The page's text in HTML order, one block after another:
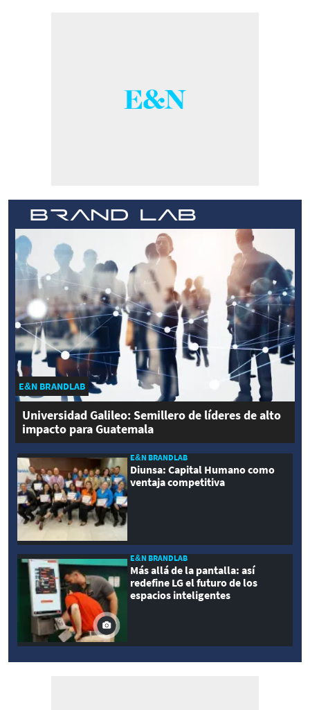
E&N BRANDLAB
Universidad Galileo: Semillero de líderes de alto
impacto para Guatemala
E&N BRANDLAB
Diunsa: Capital Humano como
ventaja competitiva
E&N BRANDLAB
Más allá de la pantalla: así
redefine LG el futuro de los
espacios inteligentes